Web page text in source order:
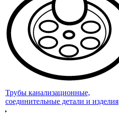
Трубы канализационные,
соединительные детали и изделия